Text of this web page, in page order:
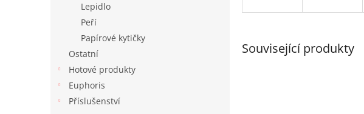
Lepidlo
Peří
Papírové kytičky
Ostatní
Hotové produkty
Euphoris
Příslušenství
Související produkty